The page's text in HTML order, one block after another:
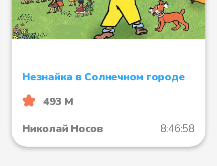
Незнайка в Солнечном городе
493 М
Николай Носов
8:46:58